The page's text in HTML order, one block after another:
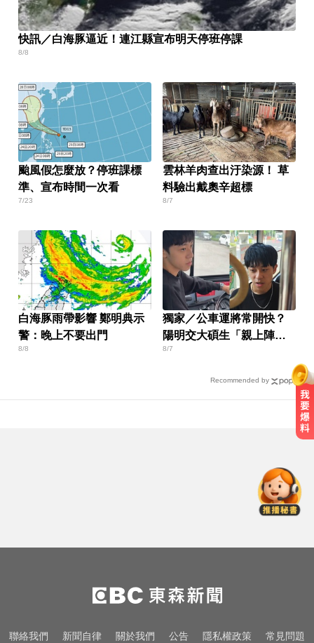
快訊／白海豚逼近！連江縣宣布明天停班停課
8/8
颱風假怎麼放？停班課標
準、宣布時間一次看
7/23
雲林羊肉查出汙染源！ 草
料驗出戴奧辛超標
8/7
白海豚雨帶影響 鄭明典示
警：晚上不要出門
8/8
獨家／公車運將常開快？
陽明交大碩生「親上陣」
找原因
8/7
Recommended by
「扭曲變形」男駕駛受困亡
小24歲女友背景遭起底！姜厚任12
點聲明「駁小三傳聞」：你在講三
頻尿又腰痛？醫揭攝護腺癌奪命警
聯絡我們 新聞自律 關於我們 公告 隱私權政策 常見問題